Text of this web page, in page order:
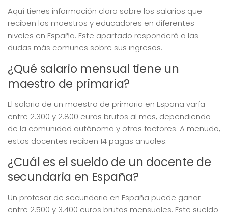
Aquí tienes información clara sobre los salarios que
reciben los maestros y educadores en diferentes
niveles en España. Este apartado responderá a las
dudas más comunes sobre sus ingresos.
¿Qué salario mensual tiene un
maestro de primaria?
El salario de un maestro de primaria en España varía
entre 2.300 y 2.800 euros brutos al mes, dependiendo
de la comunidad autónoma y otros factores. A menudo,
estos docentes reciben 14 pagas anuales.
¿Cuál es el sueldo de un docente de
secundaria en España?
Un profesor de secundaria en España puede ganar
entre 2.500 y 3.400 euros brutos mensuales. Este sueldo